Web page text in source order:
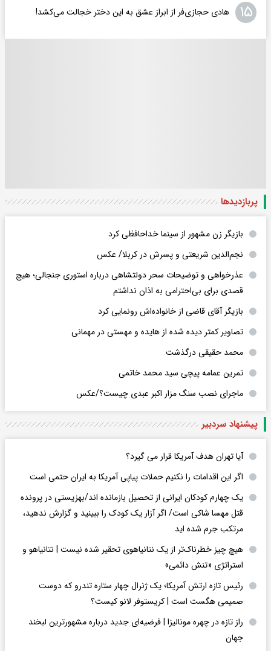
۱۵ هادی حجازی‌فر از ابراز عشق به این دختر خجالت می‌کشد!
پربازدید‌ها
بازیگر زن مشهور از سینما خداحافظی کرد
نجم‌الدین شریعتی و پسرش در کربلا/ عکس
عذرخواهی و توضیحات سحر دولتشاهی درباره استوری جنجالی؛ هیچ
قصدی برای بی‌احترامی به اذان نداشتم
بازیگر آقای قاضی از خانواده‌اش رونمایی کرد
تصاویر کمتر دیده شده از هایده و مهستی در مهمانی
محمد حقیقی درگذشت
تمرین عمامه پیچی سید محمد خاتمی
ماجرای نصب سنگ مزار اکبر عبدی چیست؟/عکس
پیشنهاد سردبیر
آیا تهران هدف آمریکا قرار می گیرد؟
اگر این اقدامات را نکنیم حملات پیاپی آمریکا به ایران حتمی است
یک چهارم کودکان ایرانی از تحصیل بازمانده اند/بهزیستی در پرونده
قتل مهسا شاکی است/ اگر آزار یک کودک را ببینید و گزارش ندهید،
مرتکب جرم شده اید
هیچ چیز خطرناک‌تر از یک نتانیاهوی تحقیر شده نیست | نتانیاهو و
استراتژی «تنش دائمی»
رئیس تازه ارتش آمریکا؛ یک ژنرال چهار ستاره تندرو که دوست
صمیمی هگست است | کریستوفر لانو کیست؟
راز تازه در چهره مونالیزا | فرضیه‌ای جدید درباره مشهورترین لبخند
جهان